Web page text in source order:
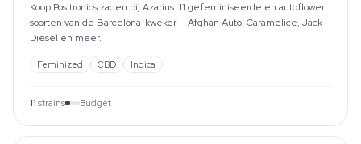
Koop Positronics zaden bij Azarius. 11 gefeminiseerde en autoflower
soorten van de Barcelona-kweker — Afghan Auto, Caramelice, Jack
Diesel en meer.
Feminized CBD Indica
11 strains Budget